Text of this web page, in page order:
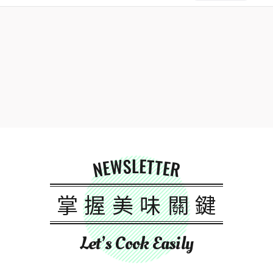
NEWSLETTER
掌握美味關鍵
Let’s Cook Easily